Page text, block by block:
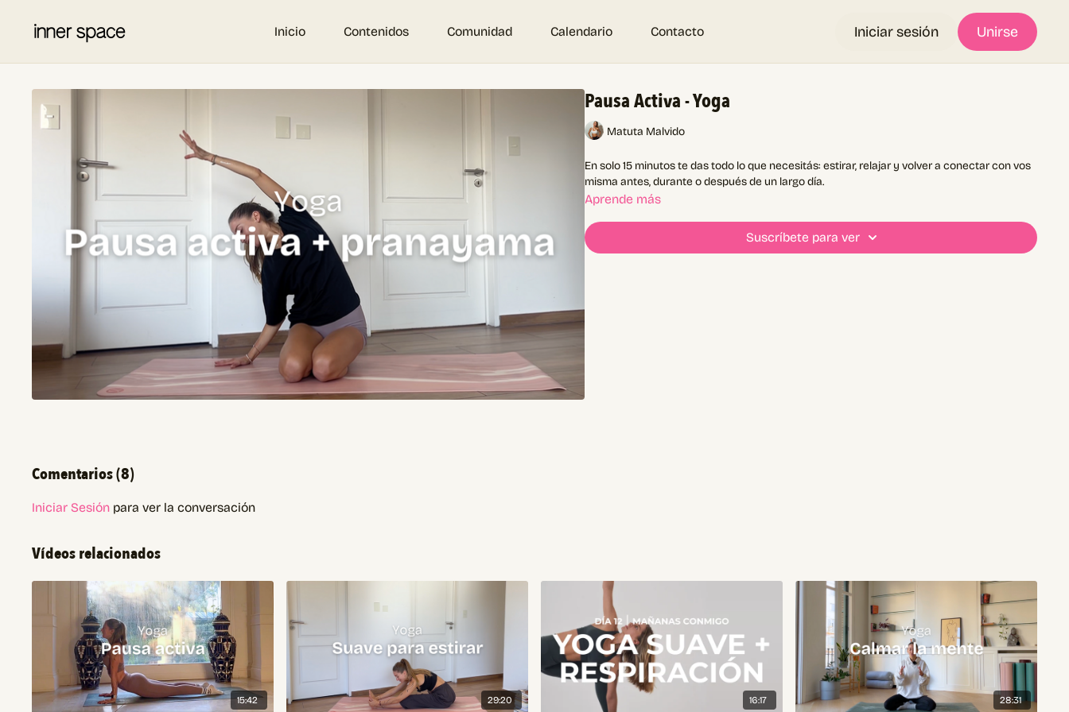
Inicio Contenidos Comunidad Calendario Contacto Iniciar sesión Unirse
Pausa Activa - Yoga
Matuta Malvido
En solo 15 minutos te das todo lo que necesitás: estirar, relajar y volver a conectar con vos
misma antes, durante o después de un largo día.
Aprende más
Suscríbete para ver
Comentarios (8)
Iniciar Sesión para ver la conversación
Vídeos relacionados
15:42 29:20 16:17 28:31